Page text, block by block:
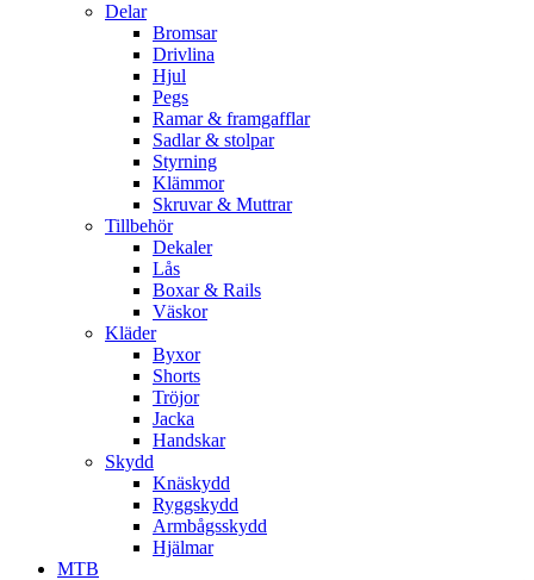
Delar
Bromsar
Drivlina
Hjul
Pegs
Ramar & framgafflar
Sadlar & stolpar
Styrning
Klämmor
Skruvar & Muttrar
Tillbehör
Dekaler
Lås
Boxar & Rails
Väskor
Kläder
Byxor
Shorts
Tröjor
Jacka
Handskar
Skydd
Knäskydd
Ryggskydd
Armbågsskydd
Hjälmar
MTB